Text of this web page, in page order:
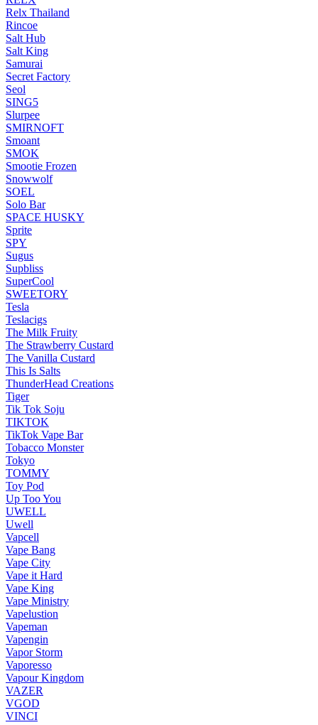
Relx Thailand
Rincoe
Salt Hub
Salt King
Samurai
Secret Factory
Seol
SING5
Slurpee
SMIRNOFT
Smoant
SMOK
Smootie Frozen
Snowwolf
SOEL
Solo Bar
SPACE HUSKY
Sprite
SPY
Sugus
Supbliss
SuperCool
SWEETORY
Tesla
Teslacigs
The Milk Fruity
The Strawberry Custard
The Vanilla Custard
This Is Salts
ThunderHead Creations
Tiger
Tik Tok Soju
TIKTOK
TikTok Vape Bar
Tobacco Monster
Tokyo
TOMMY
Toy Pod
Up Too You
UWELL
Uwell
Vapcell
Vape Bang
Vape City
Vape it Hard
Vape King
Vape Ministry
Vapelustion
Vapeman
Vapengin
Vapor Storm
Vaporesso
Vapour Kingdom
VAZER
VGOD
VINCI